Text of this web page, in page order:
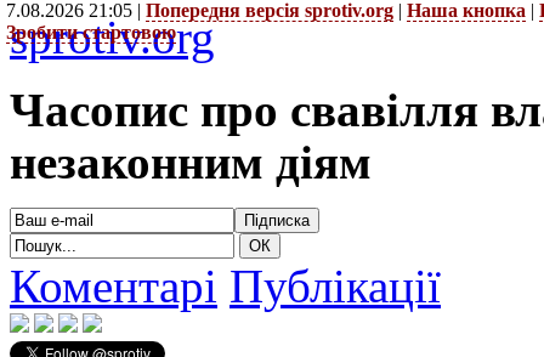
7.08.2026 21:05 | Попередня версія sprotiv.org | Наша кнопка |
Зробити стартовою
sprotiv.org
Часопис про свавілля
незаконним діям
Коментарі Публікації